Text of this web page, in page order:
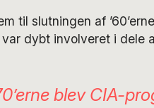
til slutningen af
dybt involveret i dele
blev CIA-